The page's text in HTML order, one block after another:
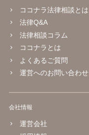
ココナラ法律相談とは
法律Q&A
法律相談コラム
ココナラとは
よくあるご質問
運営へのお問い合わせ
会社情報
運営会社